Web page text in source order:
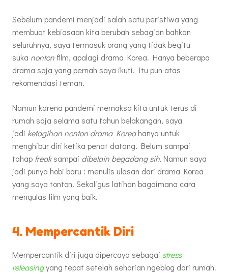
Sebelum pandemi menjadi salah satu peristiwa yang
membuat kebiasaan kita berubah sebagian bahkan
seluruhnya, saya termasuk orang yang tidak begitu
suka nonton film, apalagi drama Korea. Hanya beberapa
drama saja yang pernah saya ikuti. Itu pun atas
rekomendasi teman.
Namun karena pandemi memaksa kita untuk terus di
rumah saja selama satu tahun belakangan, saya
jadi ketagihan nonton drama Koreahanya untuk
menghibur diri ketika penat datang. Belum sampai
tahap freaksampai dibelain begadang sih. Namun saya
jadi punya hobi baru : menulis ulasan dari drama Korea
yang saya tonton. Sekaligus latihan bagaimana cara
mengulas film yang baik.
4. Mempercantik Diri
Mempercantik diri juga dipercaya sebagai stress
releasingyang tepat setelah seharian ngeblog dari rumah.